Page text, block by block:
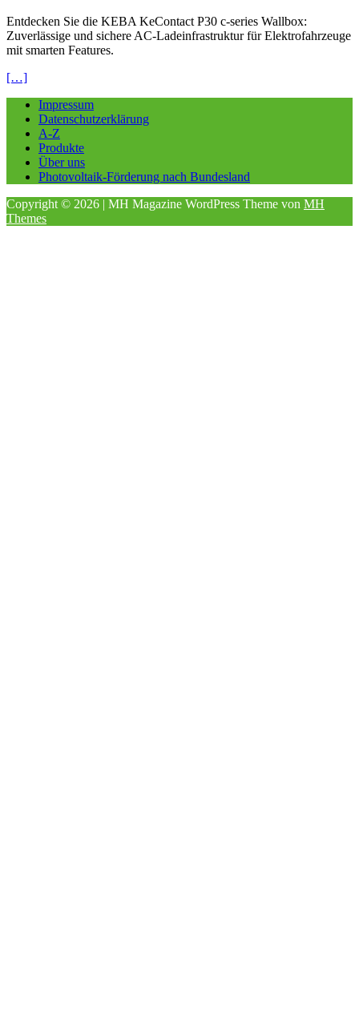
Entdecken Sie die KEBA KeContact P30 c-series Wallbox:
Zuverlässige und sichere AC-Ladeinfrastruktur für Elektrofahrzeuge
mit smarten Features.
[…]
Impressum
Datenschutzerklärung
A-Z
Produkte
Über uns
Photovoltaik-Förderung nach Bundesland
Copyright © 2026 | MH Magazine WordPress Theme von MH
Themes